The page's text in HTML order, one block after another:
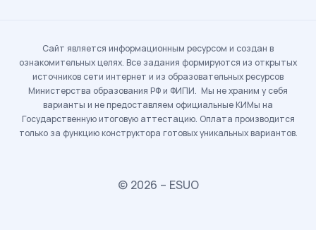
Сайт является информационным ресурсом и создан в
ознакомительных целях. Все задания формируются из открытых
источников сети интернет и из образовательных ресурсов
Министерства образования РФ и ФИПИ. Мы не храним у себя
варианты и не предоставляем официальные КИМы на
Государственную итоговую аттестацию. Оплата производится
только за функцию конструктора готовых уникальных вариантов.
© 2026 – ESUO